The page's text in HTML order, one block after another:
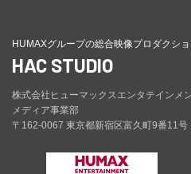
HUMAXグループの総合映像プロダクシ
HAC STUDIO
株式会社ヒューマックスエンタテインメ
メディア事業部
〒162-0067 東京都新宿区富久町9番11号